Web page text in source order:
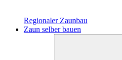
Regionaler Zaunbau
Zaun selber bauen